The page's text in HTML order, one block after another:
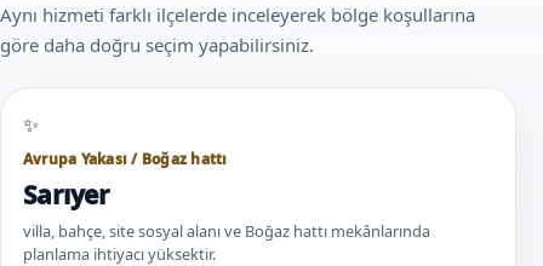
Aynı hizmeti farklı ilçelerde inceleyerek bölge koşullarına
göre daha doğru seçim yapabilirsiniz.
Avrupa Yakası / Boğaz hattı
Sarıyer
villa, bahçe, site sosyal alanı ve Boğaz hattı mekânlarında
planlama ihtiyacı yüksektir.